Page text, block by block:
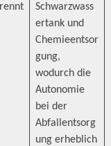
Schwarzwass
ertank und
Chemieentsor
gung,
wodurch die
Autonomie
bei der
Abfallentsorg
ung erheblich